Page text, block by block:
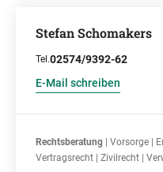
Stefan Schomakers
Tel.02574/9392-62
E-Mail schreiben
Rechtsberatung | Vorsorge |
Vertragsrecht | Zivilrecht |